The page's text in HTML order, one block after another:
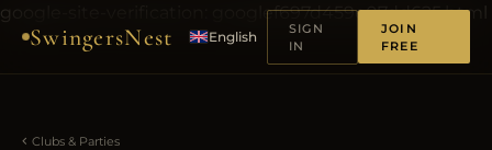
google-site-verification: googlef697d459e07dd625.html
SwingersNest English
SIGN
IN
JOIN
FREE
Clubs & Parties